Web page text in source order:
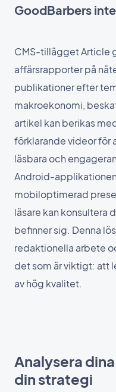
GoodBarbers
CMS-tillägget Article
affärsrapporter på
publikationer efter
makroekonomi,
artikel kan berikas
förklarande videor för
läsbara och
Android-
mobiloptimerad
läsare kan konsultera
befinner sig. Denna
redaktionella arbete
det som är viktigt: att
av hög kvalitet.
Analysera
din strategi